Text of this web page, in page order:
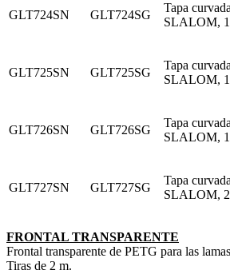
GLT724SN GLT724SG
Tapa curvada
SLALOM,
GLT725SN GLT725SG
Tapa curvada
SLALOM,
GLT726SN GLT726SG
Tapa curvada
SLALOM,
GLT727SN GLT727SG
Tapa curvada
SLALOM,
FRONTAL TRANSPARENTE
Frontal transparente de PETG para las
Tiras de 2 m.